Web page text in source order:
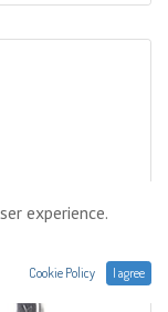
experience.
Cookie Policy I agree